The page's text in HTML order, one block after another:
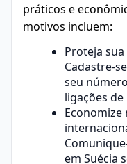
práticos e
motivos incluem:
Proteja
Cadastre-
seu
ligações
Economize
em Suécia